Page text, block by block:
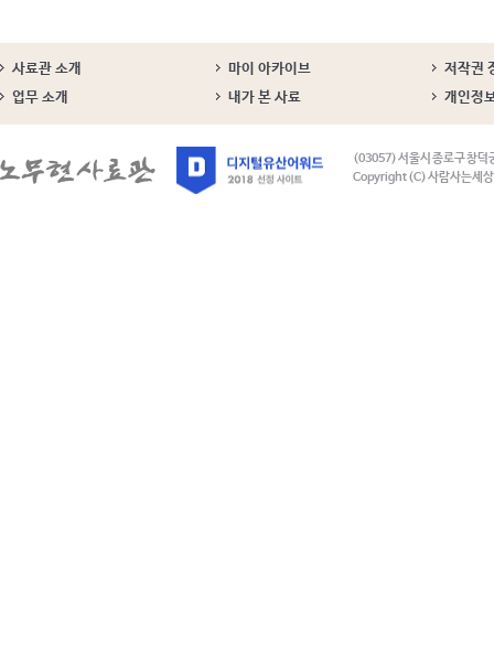
사료관 소개 마이 아카이브
저작권
업무 소개
내가 본 사료 개인정
(03057) 서울시 종로구 창덕
Copyright (C) 사람사는세